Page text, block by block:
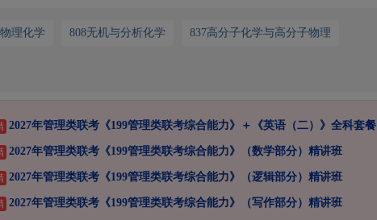
理化学 808无机与分析化学 837高分子化学与高分子物理
2027年管理类联考《199管理类联考综合能力》＋《英语（二）》全科套餐
2027年管理类联考《199管理类联考综合能力》（数学部分）精讲班
2027年管理类联考《199管理类联考综合能力》（逻辑部分）精讲班
2027年管理类联考《199管理类联考综合能力》（写作部分）精讲班